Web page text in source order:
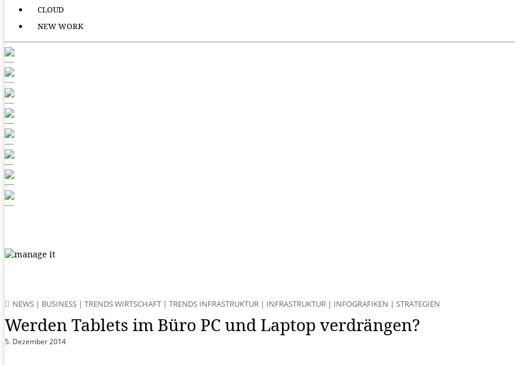
CLOUD
NEW WORK
NEWS | BUSINESS | TRENDS WIRTSCHAFT | TRENDS INFRASTRUKTUR | INFRASTRUKTUR | INFOGRAFIKEN | STRATEGIEN
Werden Tablets im Büro PC und Laptop verdrängen?
5. Dezember 2014